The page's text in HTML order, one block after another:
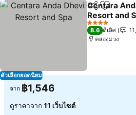
ตัวเลือกยอดนิยม
แชร์ เพิ่มในรา
Centara
Resort and
4 ดาว
8.6 ดีเลิศ
คลองม่วง
จาก ฿1,546
ดูราคาจาก 11 เว็บไซต์